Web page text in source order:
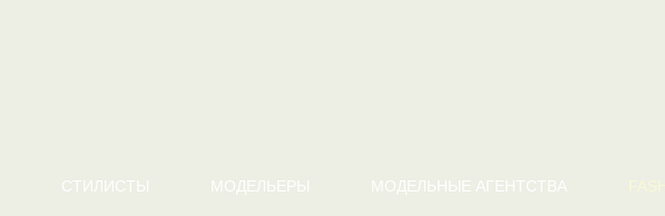
СТИЛИСТЫ МОДЕЛЬЕРЫ МОДЕЛЬНЫЕ АГЕНТСТВА